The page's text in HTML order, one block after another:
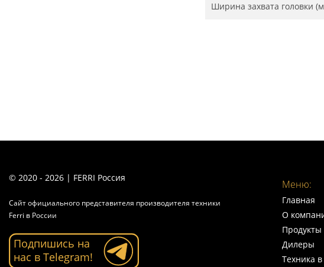
Ширина захвата головки
© 2020 - 2026 | FERRI Россия
Сайт официального представителя производителя техники
Ferri в России
Подпишись на
нас в Telegram!
Меню:
Главная
О
Продукты
Дилеры
Техника